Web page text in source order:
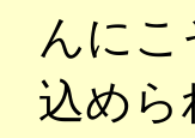
んに
込めら